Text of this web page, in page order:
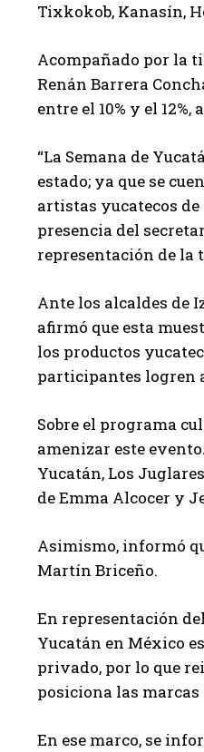
Tixkokob, Kanasín,
Acompañado por la
Renán Barrera
entre el 10% y el
“La Semana de
estado; ya que se
artistas yucatecos
presencia del
representación de la
Ante los alcaldes de
afirmó que esta
los productos
participantes logren
Sobre el programa
amenizar este
Yucatán, Los
de Emma Alcocer y
Asimismo, informó
Martín Briceño.
En representación
Yucatán en México
privado, por lo que
posiciona las
En ese marco, se